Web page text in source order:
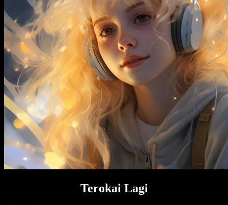
Terokai Lagi